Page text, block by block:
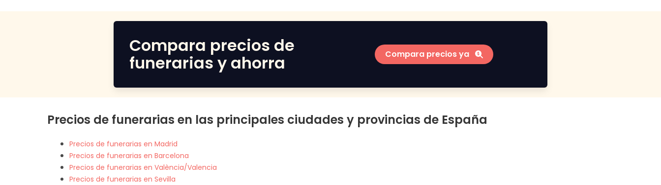
Compara precios de
funerarias y ahorra
Compara precios ya
Precios de funerarias en las principales ciudades y provincias de España
Precios de funerarias en Madrid
Precios de funerarias en Barcelona
Precios de funerarias en València/Valencia
Precios de funerarias en Sevilla